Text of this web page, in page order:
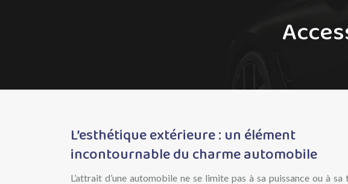
L’esthétique extérieure : un élément
incontournable du charme automobile
L’attrait d’une automobile ne se limite pas à sa puissance ou à sa